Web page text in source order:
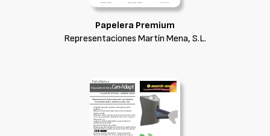
Papelera Premium
Representaciones Martín Mena, S.L.